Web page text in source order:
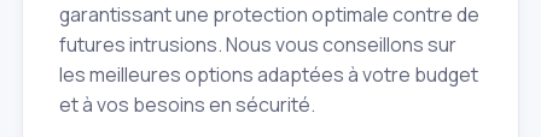
garantissant une protection optimale contre de
futures intrusions. Nous vous conseillons sur
les meilleures options adaptées à votre budget
et à vos besoins en sécurité.